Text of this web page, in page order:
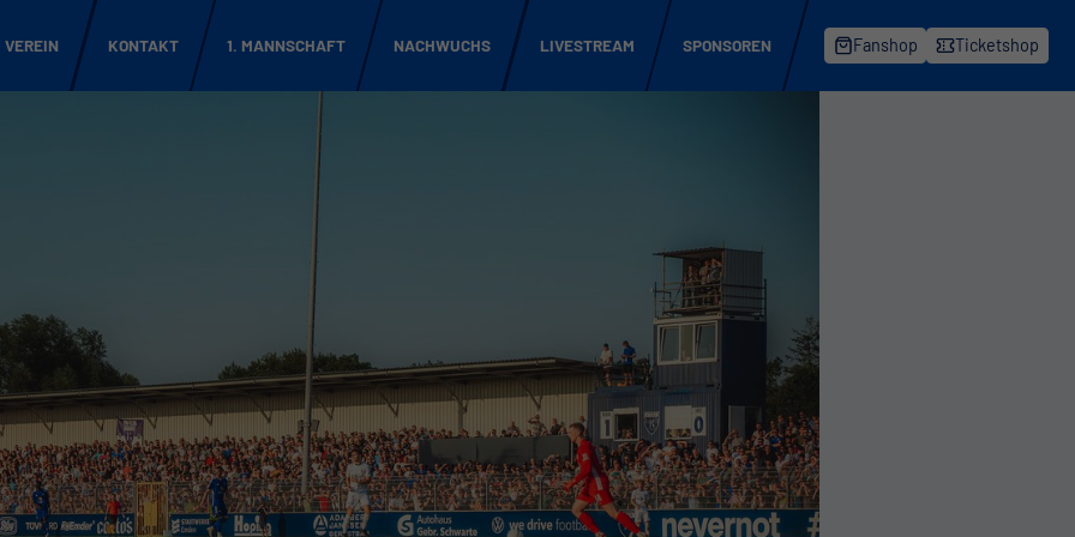
VEREIN KONTAKT 1. MANNSCHAFT NACHWUCHS LIVESTREAM SPONSOREN Fanshop Ticketshop